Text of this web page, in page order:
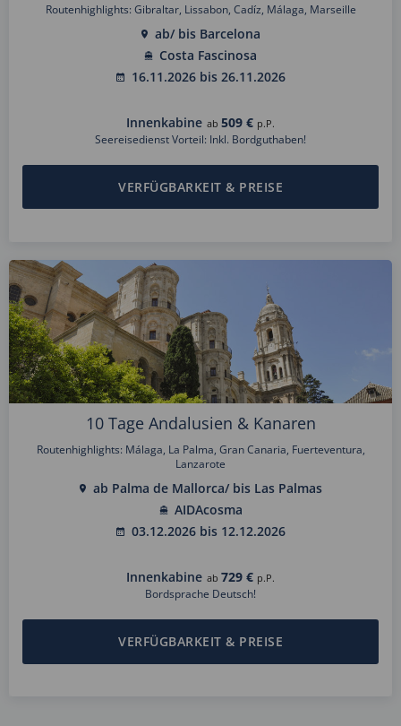
Routenhighlights: Gibraltar, Lissabon, Cadíz, Málaga, Marseille
ab/ bis Barcelona
Costa Fascinosa
16.11.2026 bis 26.11.2026
Innenkabine ab 509 € p.P.
Seereisedienst Vorteil: Inkl. Bordguthaben!
VERFÜGBARKEIT & PREISE
10 Tage Andalusien & Kanaren
Routenhighlights: Málaga, La Palma, Gran Canaria, Fuerteventura,
Lanzarote
ab Palma de Mallorca/ bis Las Palmas
AIDAcosma
03.12.2026 bis 12.12.2026
Innenkabine ab 729 € p.P.
Bordsprache Deutsch!
VERFÜGBARKEIT & PREISE